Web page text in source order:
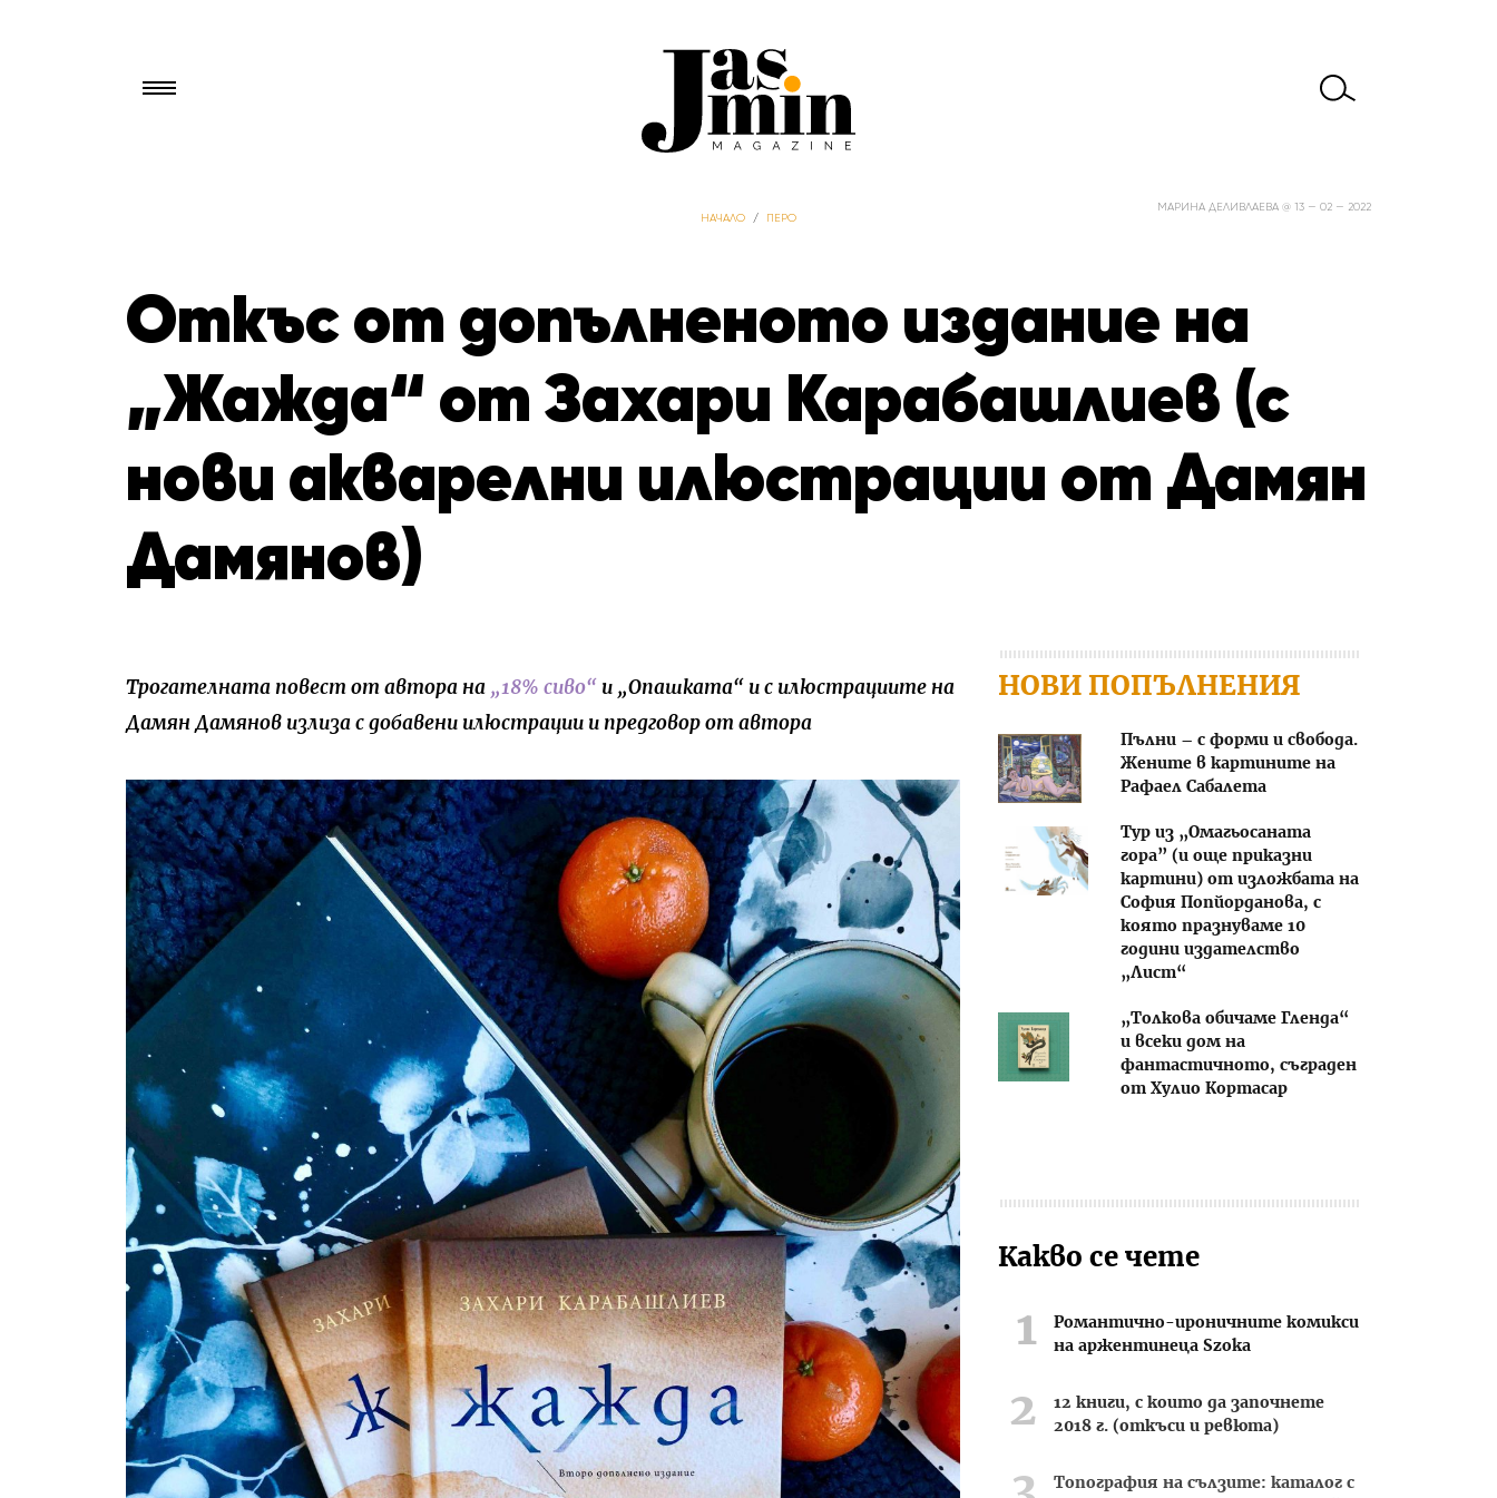
НАЧАЛО / ПЕРО
Откъс от допълненото издание на
„Жажда“ от Захари Карабашлиев (с
нови акварелни илюстрации от Дамян
Дамянов)
МАРИНА ДЕЛИВЛАЕВА @ 13 — 02 — 2022
Трогателната повест от автора на „18% сиво“ и „Опашката“ и с илюстрациите на
Дамян Дамянов излиза с добавени илюстрации и предговор от автора
НОВИ ПОПЪЛНЕНИЯ
Пълни – с форми и свобода.
Жените в картините на
Рафаел Сабалета
Тур из „Омагьосаната
гора” (и още приказни
картини) от изложбата на
София Попйорданова, с
която празнуваме 10
години издателство
„Лист“
„Толкова обичаме Гленда“
и всеки дом на
фантастичното, съграден
от Хулио Кортасар
Какво се чете
Романтично-ироничните комикси
на аржентинеца Szoka
12 книги, с които да започнете
2018 г. (откъси и ревюта)
Топография на сълзите: каталог с